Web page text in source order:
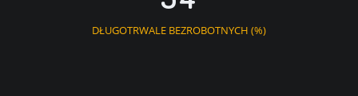
DŁUGOTRWALE BEZROBOTNYCH (%)